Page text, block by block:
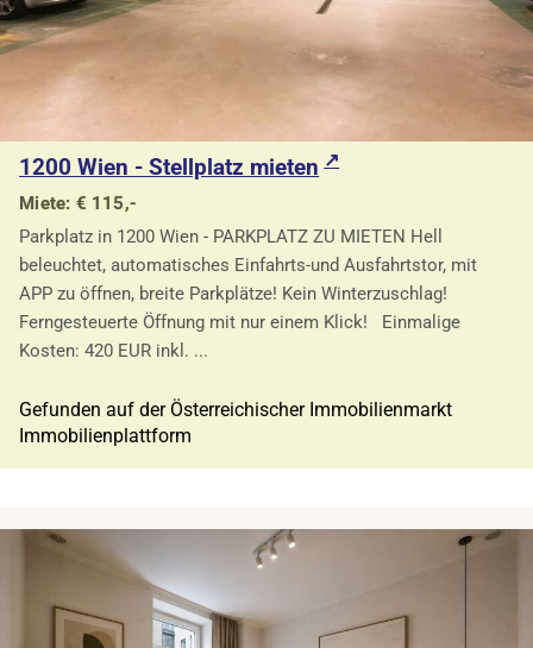
1200 Wien - Stellplatz mieten
Miete: € 115,-
Parkplatz in 1200 Wien - PARKPLATZ ZU MIETEN Hell
beleuchtet, automatisches Einfahrts-und Ausfahrtstor, mit
APP zu öffnen, breite Parkplätze! Kein Winterzuschlag!
Ferngesteuerte Öffnung mit nur einem Klick! Einmalige
Kosten: 420 EUR inkl. ...
Gefunden auf der Österreichischer Immobilienmarkt
Immobilienplattform